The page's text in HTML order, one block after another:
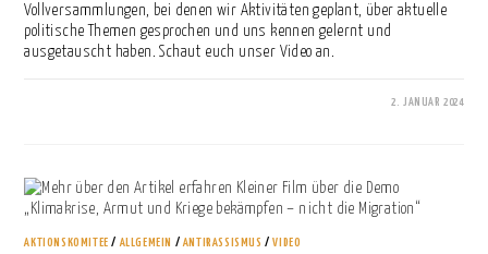
Vollversammlungen, bei denen wir Aktivitäten geplant, über aktuelle
politische Themen gesprochen und uns kennen gelernt und
ausgetauscht haben. Schaut euch unser Video an.
2. JANUAR 2024
AKTIONSKOMITEE / ALLGEMEIN / ANTIRASSISMUS /VIDEO